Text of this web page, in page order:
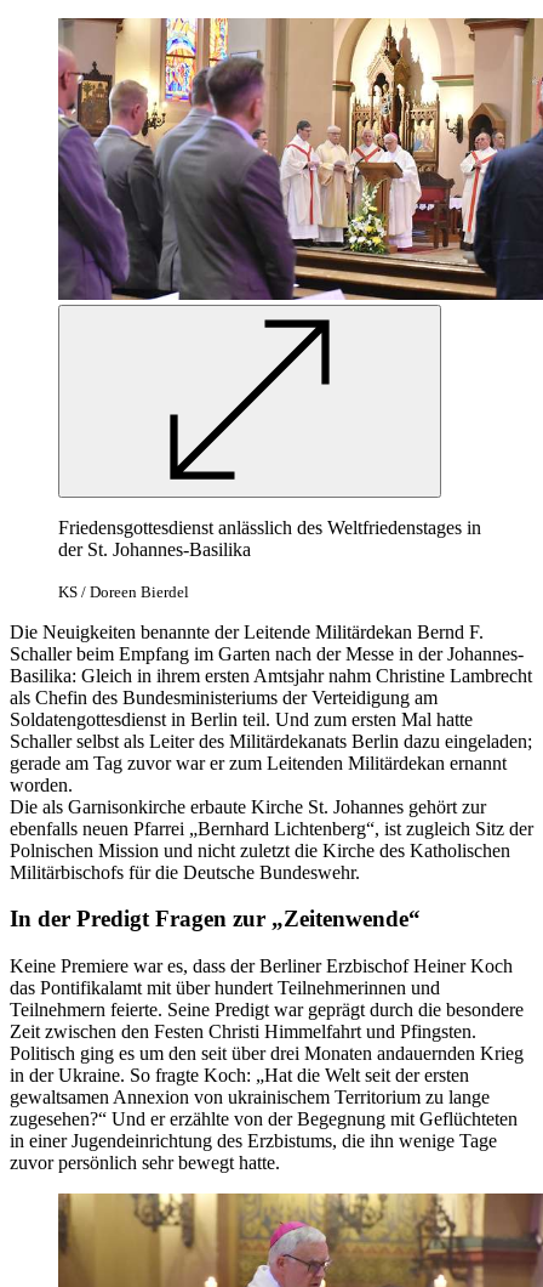
Friedensgottesdienst anlässlich des Weltfriedenstages in
der St. Johannes-Basilika
KS / Doreen Bierdel
Die Neuigkeiten benannte der Leitende Militärdekan Bernd F.
Schaller beim Empfang im Garten nach der Messe in der Johannes-
Basilika: Gleich in ihrem ersten Amtsjahr nahm Christine Lambrecht
als Chefin des Bundesministeriums der Verteidigung am
Soldatengottesdienst in Berlin teil. Und zum ersten Mal hatte
Schaller selbst als Leiter des Militärdekanats Berlin dazu eingeladen;
gerade am Tag zuvor war er zum Leitenden Militärdekan ernannt
worden.
Die als Garnisonkirche erbaute Kirche St. Johannes gehört zur
ebenfalls neuen Pfarrei „Bernhard Lichtenberg“, ist zugleich Sitz der
Polnischen Mission und nicht zuletzt die Kirche des Katholischen
Militärbischofs für die Deutsche Bundeswehr.
In der Predigt Fragen zur „Zeitenwende“
Keine Premiere war es, dass der Berliner Erzbischof Heiner Koch
das Pontifikalamt mit über hundert Teilnehmerinnen und
Teilnehmern feierte. Seine Predigt war geprägt durch die besondere
Zeit zwischen den Festen Christi Himmelfahrt und Pfingsten.
Politisch ging es um den seit über drei Monaten andauernden Krieg
in der Ukraine. So fragte Koch: „Hat die Welt seit der ersten
gewaltsamen Annexion von ukrainischem Territorium zu lange
zugesehen?“ Und er erzählte von der Begegnung mit Geflüchteten
in einer Jugendeinrichtung des Erzbistums, die ihn wenige Tage
zuvor persönlich sehr bewegt hatte.